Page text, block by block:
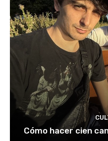
Cómo hacer cien